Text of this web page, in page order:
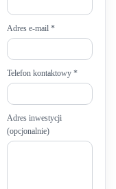
Adres e-mail *
Telefon kontaktowy *
Adres inwestycji
(opcjonalnie)